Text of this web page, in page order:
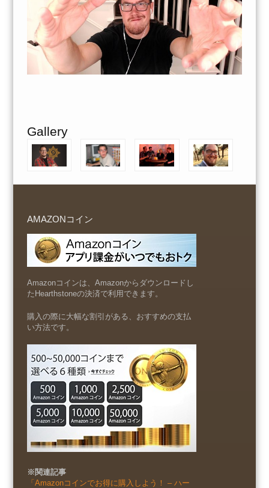
Gallery
AMAZONコイン
Amazonコインは、Amazonからダウンロードし
たHearthstoneの決済で利用できます。
購入の際に大幅な割引がある、おすすめの支払
い方法です。
※関連記事
「Amazonコインでお得に購入しよう！ – ハー